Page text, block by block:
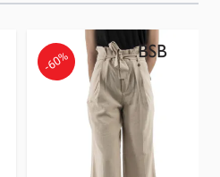
-60%